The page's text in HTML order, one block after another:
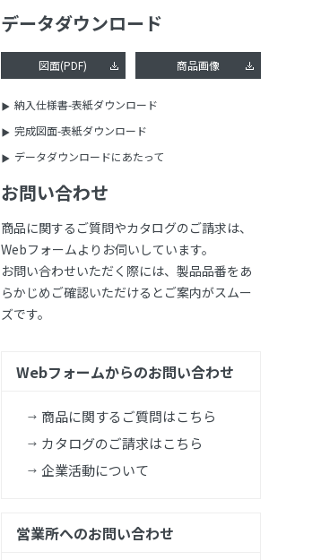
データダウンロード
図面(PDF) 商品画像
納入仕様書-表紙ダウンロード
完成図面-表紙ダウンロード
データダウンロードにあたって
お問い合わせ
商品に関するご質問やカタログのご請求は、
Webフォームよりお伺いしています。
お問い合わせいただく際には、製品品番をあ
らかじめご確認いただけるとご案内がスムー
ズです。
Webフォームからのお問い合わせ
商品に関するご質問はこちら
カタログのご請求はこちら
企業活動について
営業所へのお問い合わせ